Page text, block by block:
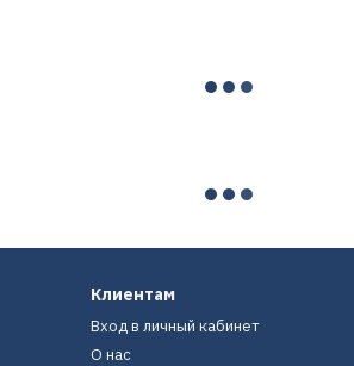
Клиентам
Вход в личный кабинет
О нас